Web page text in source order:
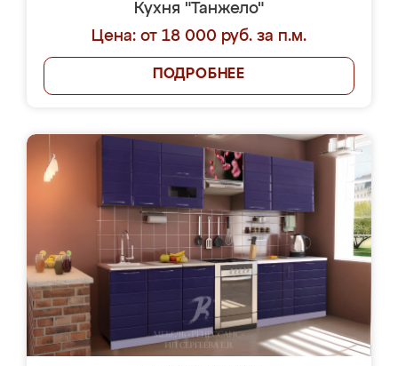
Кухня "Танжело"
Цена: от 18 000 руб. за п.м.
ПОДРОБНЕЕ